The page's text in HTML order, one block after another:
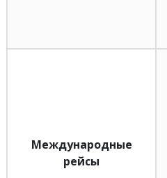
Международные
рейсы